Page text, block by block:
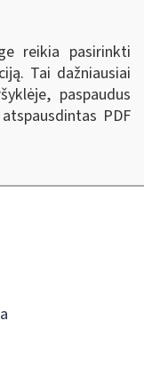
reikia pasirinkti
Tai dažniausiai
paspaudus
PDF